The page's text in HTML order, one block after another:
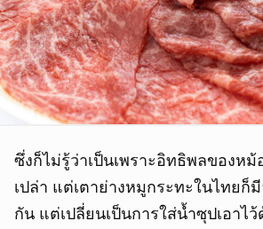
ซึ่งก็ไม่รู้ว่าเป็นเพราะอิทธิพลของหม้
เปล่า แต่เตาย่างหมูกระทะในไทย
กัน แต่เปลี่ยนเป็นการใส่น้ำซุปเอาไ